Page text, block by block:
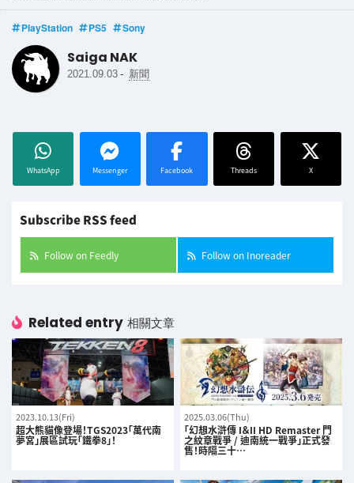
PlayStation PS5 Sony
Saiga NAK
2021.09.03 - 新聞
WhatsApp Messenger Facebook Threads X
Subscribe RSS feed
Follow on Feedly Follow on Inoreader
Related entry 相關文章
2023.10.13(Fri)
超大熊貓像登場！TGS2023「萬代南
夢宮」展區試玩「鐵拳8」！
2025.03.06(Thu)
「幻想水滸傳 I＆II HD Remaster 門
之紋章戰爭 / 迪南統一戰爭」正式發
售！時隔三十…